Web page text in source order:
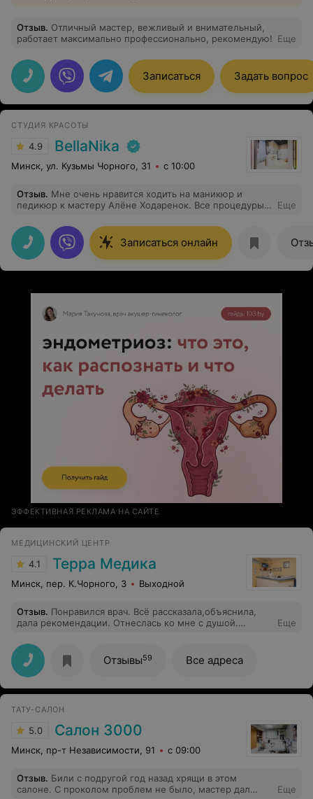
Отзыв. Отличный мастер, вежливый и внимательный,
работает максимально профессионально, рекомендую! Еще
Записаться Задать вопрос
СТУДИЯ КРАСОТЫ
4.9 BellaNika
Минск, ул. Кузьмы Чорного, 31 с 10:00
Отзыв. Мне очень нравится ходить на маникюр и
педикюр к мастеру Алёне Ходаренок. Все процедуры
материалов. Приятная атмосфера и доступные цены.
«БеллаНика» — мой любимый салон, а Алёна — один
из самых лучших мастеров! Рекомендую!
Еще
Записаться онлайн
ЭФФЕКТИВНАЯ РЕКЛАМА НА САЙТЕ
МЕДИЦИНСКИЙ ЦЕНТР
4.1 Терра Медика
Минск, пер. К.Чорного, 3 Выходной
Отзыв. Понравился врач. Всё рассказала,объяснила,
дала рекомендации. Отнеслась ко мне с душой.
Еще
Отзывы59 Все адреса
ТАТУ-САЛОН
5.0 Салон 3000
Минск, пр-т Независимости, 91 с 09:00
Отзыв. Били с подругой год назад хрящи в этом
салоне. С проколом проблем не было, мастер дал
Еще